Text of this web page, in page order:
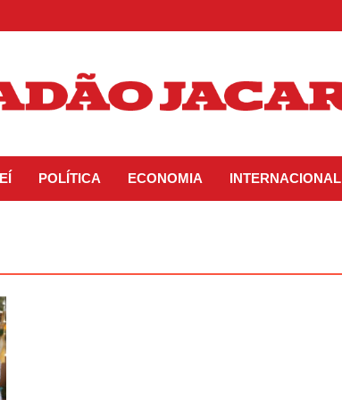
POLÍTICA ECONOMIA INTERNACIONAL